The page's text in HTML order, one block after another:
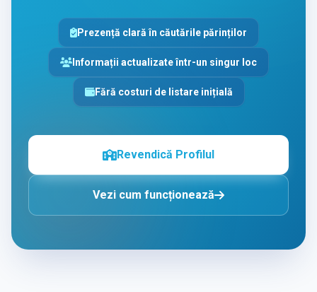
Prezență clară în căutările părinților
Informații actualizate într-un singur loc
Fără costuri de listare inițială
Revendică Profilul
Vezi cum funcționează